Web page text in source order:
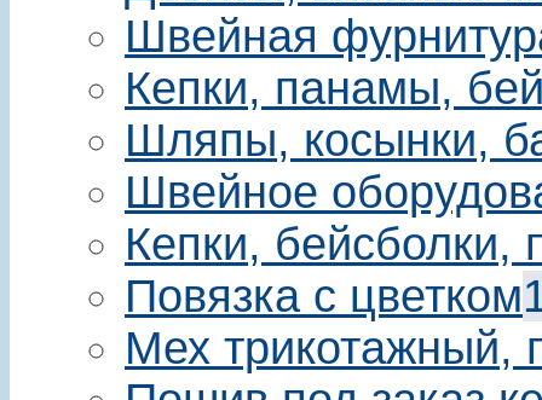
Швейная
Кепки, панамы,
Шляпы, косынки,
Швейное
Кепки,
Повязка с цветком
Мех трикотажный,